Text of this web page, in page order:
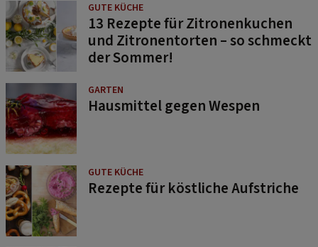
GUTE KÜCHE
13 Rezepte für Zitronenkuchen
und Zitronentorten – so schmeckt
der Sommer!
GARTEN
Hausmittel gegen Wespen
GUTE KÜCHE
Rezepte für köstliche Aufstriche